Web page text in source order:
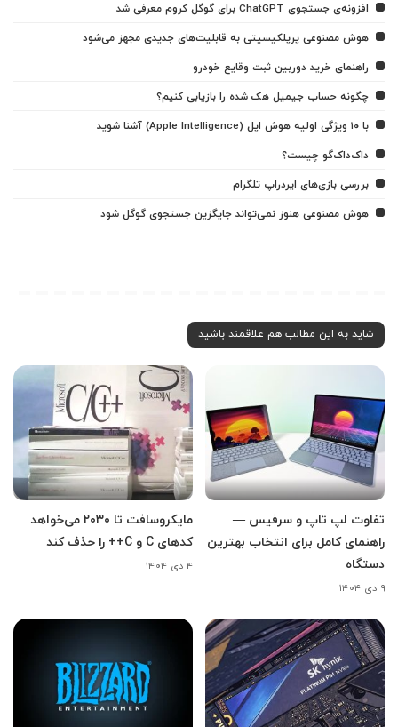
افزونه‌ی جستجوی ChatGPT برای گوگل کروم معرفی شد
هوش مصنوعی پرپلکیسیتی به قابلیت‌های جدیدی مجهز می‌شود
راهنمای خرید دوربین ثبت وقایع خودرو
چگونه حساب جیمیل هک شده را بازیابی کنیم؟
با ۱۰ ویژگی اولیه هوش اپل (Apple Intelligence) آشنا شوید
داک‌داک‌گو چیست؟
بررسی بازی‌های ایردراپ تلگرام
هوش مصنوعی هنوز نمی‌تواند جایگزین جستجوی گوگل شود
شاید به این مطالب هم علاقمند باشید
تفاوت لپ تاپ و سرفیس —
راهنمای کامل برای انتخاب بهترین
دستگاه
۹ دی ۱۴۰۴
مایکروسافت تا ۲۰۳۰ می‌خواهد
کدهای C و C++ را حذف کند
۴ دی ۱۴۰۴